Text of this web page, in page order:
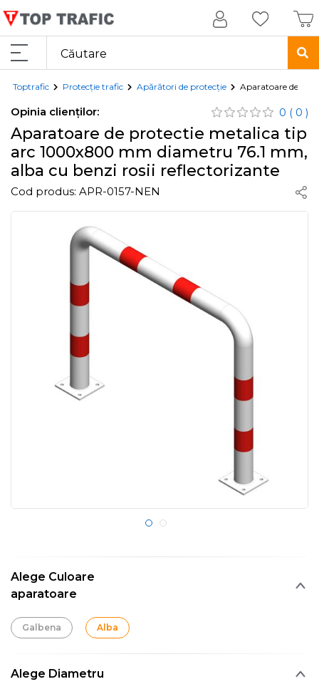
Toptrafic Protecție trafic Apărători de protecție Aparatoare de
Opinia clienților: 0 ( 0 )
Aparatoare de protectie metalica tip
arc 1000x800 mm diametru 76.1 mm,
alba cu benzi rosii reflectorizante
Cod produs: APR-0157-NEN
Alege Culoare
aparatoare
Galbena Alba
Alege Diametru